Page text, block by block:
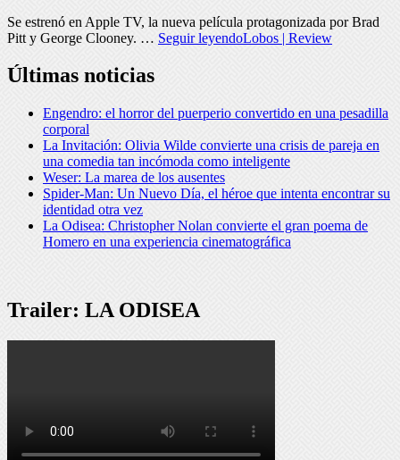
Se estrenó en Apple TV, la nueva película protagonizada por Brad
Pitt y George Clooney. … Seguir leyendoLobos | Review
Últimas noticias
Engendro: el horror del puerperio convertido en una pesadilla
corporal
La Invitación: Olivia Wilde convierte una crisis de pareja en
una comedia tan incómoda como inteligente
Weser: La marea de los ausentes
Spider-Man: Un Nuevo Día, el héroe que intenta encontrar su
identidad otra vez
La Odisea: Christopher Nolan convierte el gran poema de
Homero en una experiencia cinematográfica
Trailer: LA ODISEA